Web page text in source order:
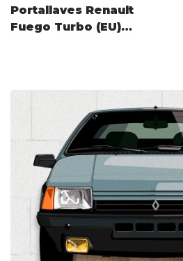
Portallaves Renault
Fuego Turbo (EU)